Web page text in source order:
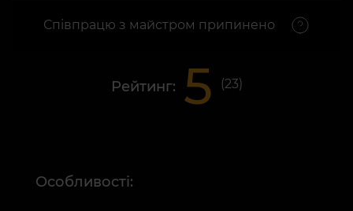
Співпрацю з майстром припинено
Рейтинг: 5 (23)
Особливості: